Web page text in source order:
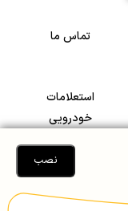
تماس ما
استعلامات
خودرویی
نصب